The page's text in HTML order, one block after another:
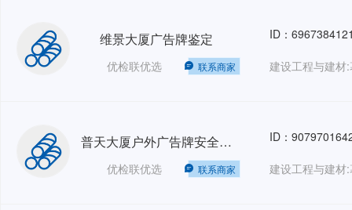
维景大厦广告牌鉴定
优检联优选 联系商家
ID：
建设工程与建材
普天大厦户外广告牌安全鉴定
优检联优选 联系商家
ID：
建设工程与建材